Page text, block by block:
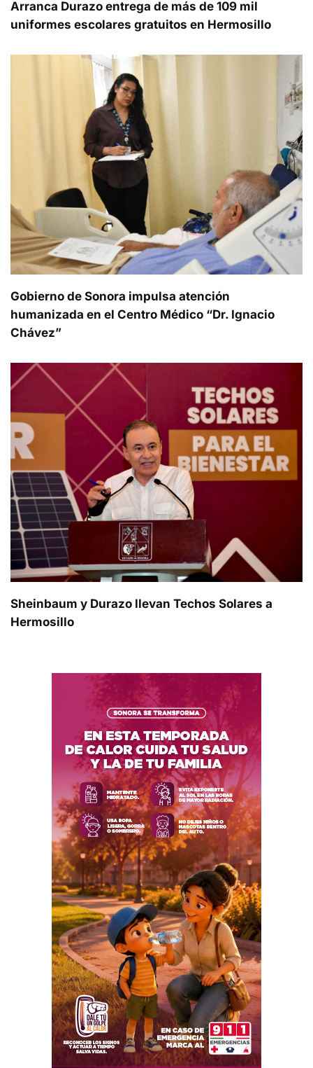
Arranca Durazo entrega de más de 109 mil
uniformes escolares gratuitos en Hermosillo
Gobierno de Sonora impulsa atención
humanizada en el Centro Médico “Dr. Ignacio
Chávez”
Sheinbaum y Durazo llevan Techos Solares a
Hermosillo